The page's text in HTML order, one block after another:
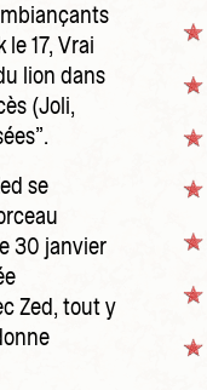
17, Vrai
lion dans
(Joli,
se
30 janvier
Zed, tout y